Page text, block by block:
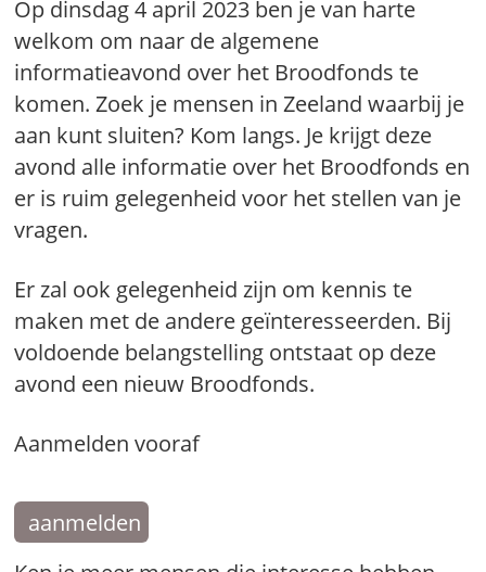
Op dinsdag 4 april 2023 ben je van harte
welkom om naar de algemene
informatieavond over het Broodfonds te
komen. Zoek je mensen in Zeeland waarbij je
aan kunt sluiten? Kom langs. Je krijgt deze
avond alle informatie over het Broodfonds en
er is ruim gelegenheid voor het stellen van je
vragen.
Er zal ook gelegenheid zijn om kennis te
maken met de andere geïnteresseerden. Bij
voldoende belangstelling ontstaat op deze
avond een nieuw Broodfonds.
Aanmelden vooraf
aanmelden